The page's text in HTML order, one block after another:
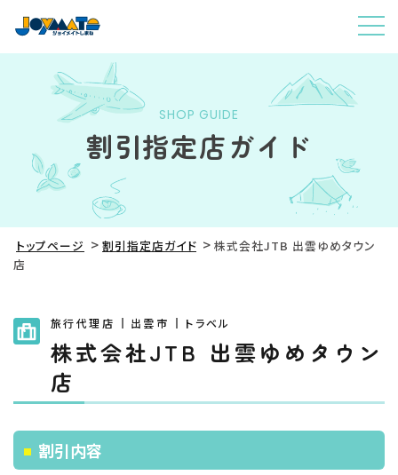
SHOP GUIDE
割引指定店ガイド
トップページ 割引指定店ガイド
株式会社JTB 出雲ゆめタウン
店
旅行代理店 出雲市 トラベル
株式会社JTB 出雲ゆめタウン
店
割引内容